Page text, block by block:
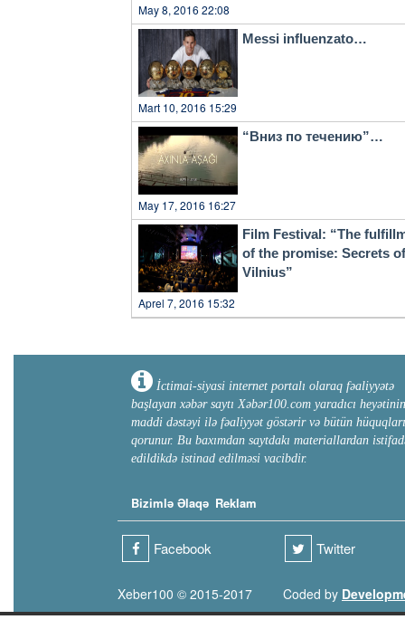
May 8, 2016 22:08
Messi influenzato…
Mart 10, 2016 15:29
“Вниз по течению”…
May 17, 2016 16:27
Film Festival: “The
of the promise: Secrets of
Vilnius”
Aprel 7, 2016 15:32
İctimai-siyasi internet portalı olaraq fəaliyyətə
başlayan xəbər saytı Xəbər100.com yaradıcı heyətinin
maddi dəstəyi ilə fəaliyyət göstərir və bütün hüquqları
qorunur. Bu baxımdan saytdakı materiallardan
edildikdə istinad edilməsi vacibdir.
Bizimlə Əlaqə Reklam
Facebook Twitter
Xeber100 © 2015-2017 Coded by